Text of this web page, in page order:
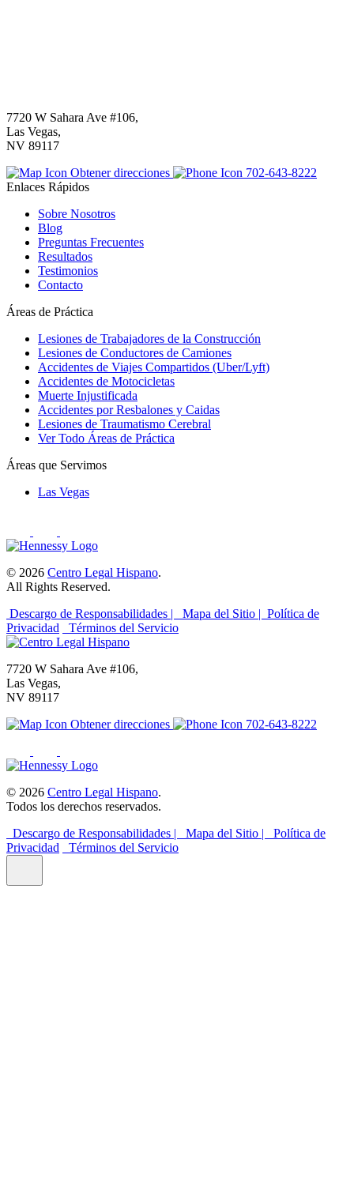
7720 W Sahara Ave #106,
Las Vegas,
NV 89117
Obtener direcciones
702-643-8222
Enlaces Rápidos
Sobre Nosotros
Blog
Preguntas Frecuentes
Resultados
Testimonios
Contacto
Áreas de Práctica
Lesiones de Trabajadores de la Construcción
Lesiones de Conductores de Camiones
Accidentes de Viajes Compartidos (Uber/Lyft)
Accidentes de Motocicletas
Muerte Injustificada
Accidentes por Resbalones y Caidas
Lesiones de Traumatismo Cerebral
Ver Todo Áreas de Práctica
Áreas que Servimos
Las Vegas
© 2026 Centro Legal Hispano.
All Rights Reserved.
Descargo de Responsabilidades |
Mapa del Sitio | Política de
Privacidad
Términos del Servicio
7720 W Sahara Ave #106,
Las Vegas,
NV 89117
Obtener direcciones
702-643-8222
© 2026 Centro Legal Hispano.
Todos los derechos reservados.
Descargo de Responsabilidades |
Mapa del Sitio |
Política de
Privacidad
Términos del Servicio